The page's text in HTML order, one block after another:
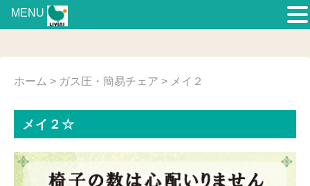
ホーム > ガス圧・簡易チェア > メイ２
メイ２☆
MENU